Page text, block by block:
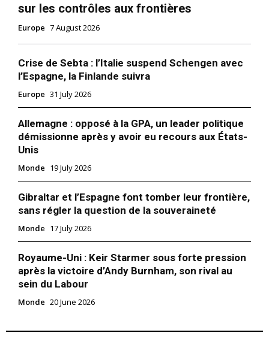
Formules d’abonnement
Mon compte
Related
Coronavirus : Moins de morts
en Espagne
L’Espagne a enregistré 410
morts du nouveau
coronavirus au cours des
dernières 24 heures, contre
565 la veille, le bilan
dimanche le ministère
espagnol de la Santé. «C’est
la première fois que nous
passons en dessous des 500
10 April 2020
In "Europe"
L’Espagne, troisième bilan le
plus lourd du monde,
plus de 20.000 morts dus à
la pandémie de nouveau
coronavirus, va prolonger le
population de deux
inclus, a déclaré samedi son
18 April 2020
sur les contrôles aux frontières
Europe 7 August 2026
Crise de Sebta : l’Italie suspend Schengen avec
l’Espagne, la Finlande suivra
Europe 31 July 2026
Allemagne : opposé à la GPA, un leader politique
démissionne après y avoir eu recours aux États-
Unis
Monde 19 July 2026
Gibraltar et l’Espagne font tomber leur frontière,
sans régler la question de la souveraineté
Monde 17 July 2026
Royaume-Uni : Keir Starmer sous forte pression
après la victoire d’Andy Burnham, son rival au
sein du Labour
Monde 20 June 2026